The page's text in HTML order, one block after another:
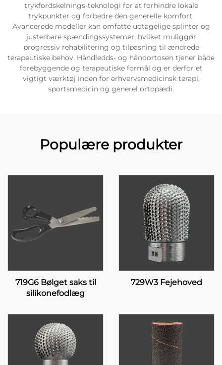
trykfordskelnings-teknologi for at forhindre lokale
trykpunkter og forbedre den generelle komfort.
Avancerede modeller kan omfatte udtagelige splinter og
justerbare spændingssystemer, hvilket muliggør
progressiv rehabilitering og tilpasning til ændrede
terapeutiske behov. Håndledds- og håndortosen tjener både
forebyggende og terapeutiske formål og er derfor et
vigtigt værktøj inden for erhvervsmedicinsk terapi,
sportsmedicin og generel ortopædi.
Populære produkter
719G6 Bølget saks til
silikonefodlæg
729W3 Fejehoved